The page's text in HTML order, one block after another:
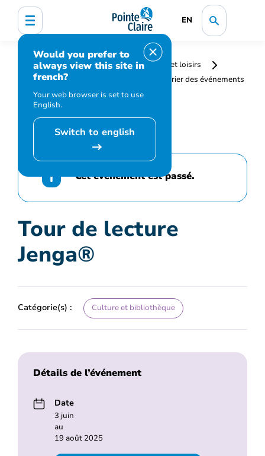
EN
Would you prefer to
always view this site in
french?
Your web browser is set to use
English.
Switch to english
Accueil
Bibliothèque, culture, sports et loisirs
Programmation et inscription
Calendrier des événements
et activités
Tour de lecture Jenga®
Cet événement est passé.
Tour de lecture
Jenga®
Catégorie(s) : Culture et bibliothèque
Détails de l’événement
Date
3 juin
au
19 août 2025